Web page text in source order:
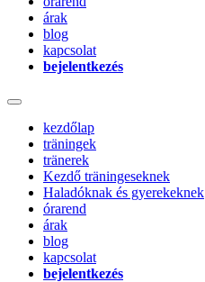
árak
blog
kapcsolat
bejelentkezés
kezdőlap
träningek
tränerek
Kezdő träningeseknek
Haladóknak és gyerekeknek
órarend
árak
blog
kapcsolat
bejelentkezés